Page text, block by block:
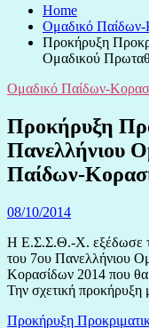
Home
Ομαδικό
Προκήρυξη
Ομαδικού
Ομαδικό Παίδων-
Προκήρυξη
Πανελλήνιου
Παίδων-
08/10/2014
Η Ε.Σ.Σ.Θ.-Χ. εξέδωσε
του 7ου Πανελλήνιου
Κορασίδων 2014 που θα
Την σχετική προκήρυξη
Προκήρυξη